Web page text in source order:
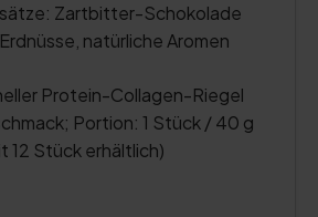
Zartbitter-Schokolade
natürliche Aromen
Protein-Collagen-Riegel
Portion: 1 Stück / 40 g
12 Stück erhältlich)